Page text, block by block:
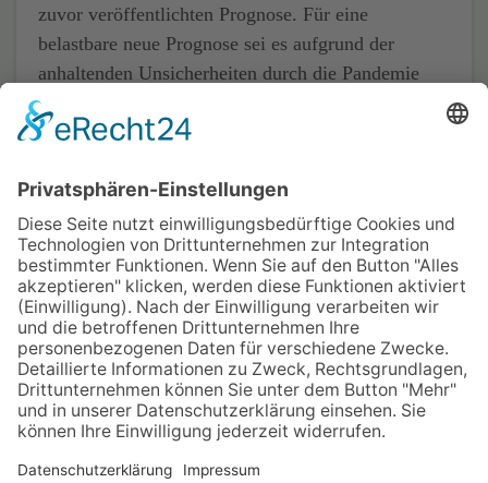
zuvor veröffentlichten Prognose. Für eine
belastbare neue Prognose sei es aufgrund der
anhaltenden Unsicherheiten durch die Pandemie
noch zu früh. Hier wolle man bis zum Halbjahr
warten.
Weiterlesen
1 … 20 21
22 23 24 25 26
… 62